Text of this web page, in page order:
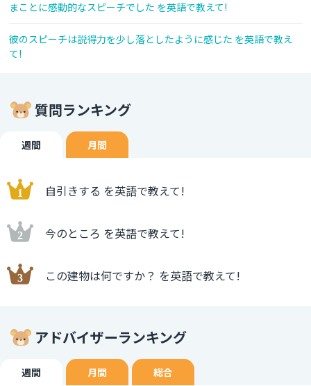
まことに感動的なスピーチでした を英語で教えて!
彼のスピーチは説得力を少し落としたように感じた を英語で教え
て!
質問ランキング
週間 月間
自引きする を英語で教えて!
今のところ を英語で教えて!
この建物は何ですか？ を英語で教えて!
アドバイザーランキング
週間 月間 総合